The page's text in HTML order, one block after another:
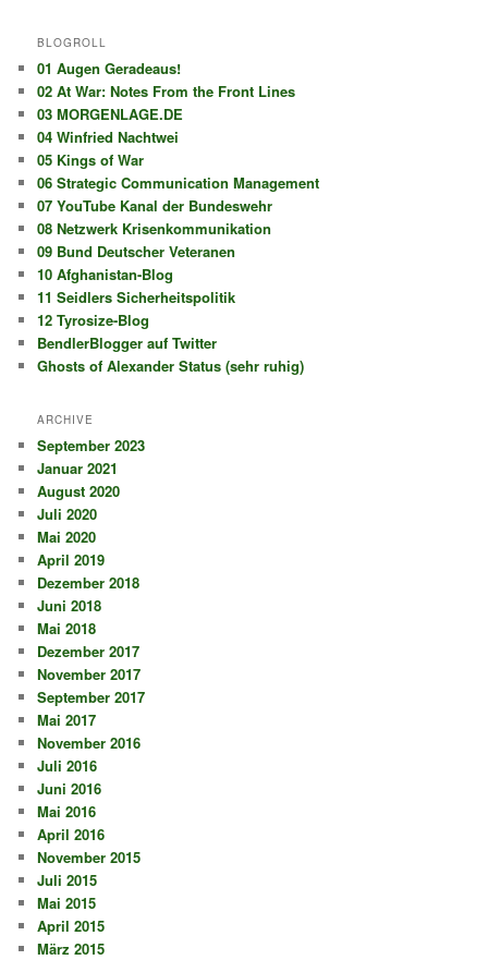
BLOGROLL
01 Augen Geradeaus!
02 At War: Notes From the Front Lines
03 MORGENLAGE.DE
04 Winfried Nachtwei
05 Kings of War
06 Strategic Communication Management
07 YouTube Kanal der Bundeswehr
08 Netzwerk Krisenkommunikation
09 Bund Deutscher Veteranen
10 Afghanistan-Blog
11 Seidlers Sicherheitspolitik
12 Tyrosize-Blog
BendlerBlogger auf Twitter
Ghosts of Alexander Status (sehr ruhig)
ARCHIVE
September 2023
Januar 2021
August 2020
Juli 2020
Mai 2020
April 2019
Dezember 2018
Juni 2018
Mai 2018
Dezember 2017
November 2017
September 2017
Mai 2017
November 2016
Juli 2016
Juni 2016
Mai 2016
April 2016
November 2015
Juli 2015
Mai 2015
April 2015
März 2015